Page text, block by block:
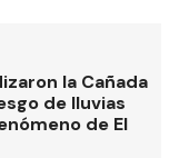
judiciales